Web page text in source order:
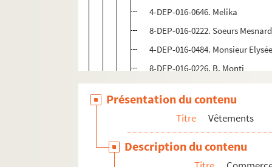
4-DEP-016-0646. Melika
8-DEP-016-0222. Soeurs Mesnard
4-DEP-016-0484. Monsieur
8-DEP-016-0226. B. Monti
8-DEP-016-0208. Muris
Nicoll, puis H.J. Nicoll and
4-DEP-016-0344. Novelty
8-DEP-016-0235. Parabère
Présentation du contenu
Titre Vêtements
Description du contenu